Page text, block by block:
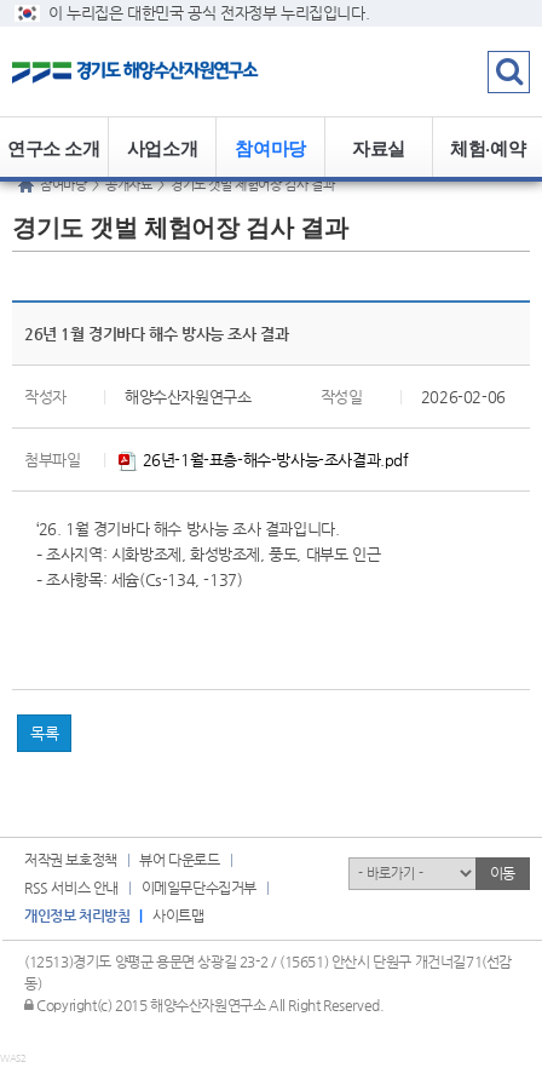
이 누리집은 대한민국 공식 전자정부 누리집입니다.
체험·예약
자료실
참여마당
사업소개
연구소 소개
참여마당 > 공개자료 > 경기도 갯벌 체험어장 검사 결과
경기도 갯벌 체험어장 검사 결과
26년 1월 경기바다 해수 방사능 조사 결과
작성자 해양수산자원연구소 작성일 2026-02-06
첨부파일 26년-1월-표층-해수-방사능-조사결과.pdf
‘26. 1월 경기바다 해수 방사능 조사 결과입니다.
– 조사지역: 시화방조제, 화성방조제, 풍도, 대부도 인근
– 조사항목: 세슘(Cs-134, -137)
목록
저작권 보호정책
뷰어 다운로드
RSS 서비스 안내
이메일무단수집거부
개인정보 처리방침
사이트맵
(12513)경기도 양평군 용문면 상광길 23-2 / (15651) 안산시 단원구 개건너길71(선감
동)
관리자 로그인
Copyright(c) 2015 해양수산자원연구소 All Right Reserved.
유관기관 이동
WAS2